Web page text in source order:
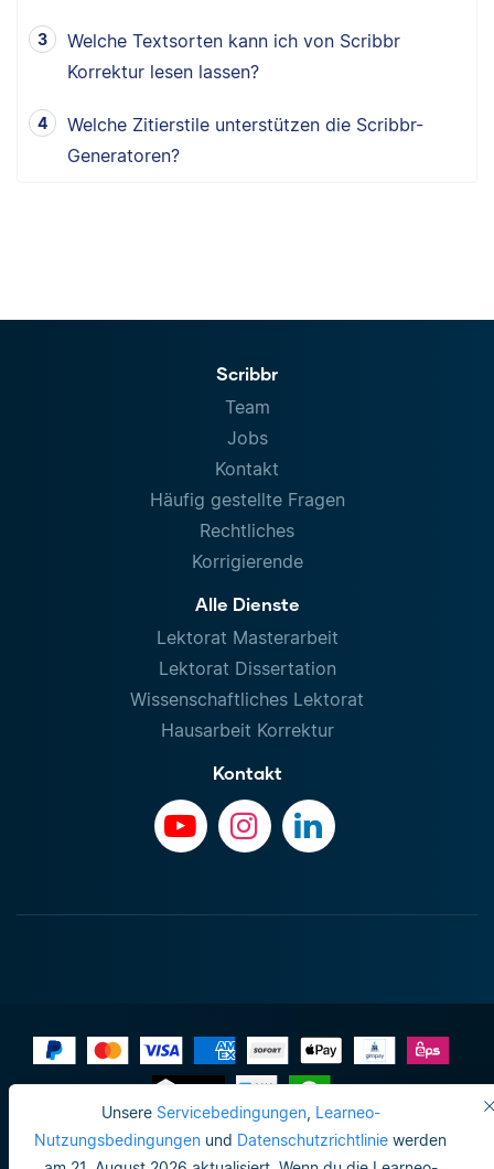
Unsere Servicebedingungen, Learneo-
Nutzungsbedingungen und Datenschutzrichtlinie werden
Welche Textsorten kann ich von Scribbr
Korrektur lesen lassen?
Welche Zitierstile unterstützen die Scribbr-
Generatoren?
Scribbr
Team
Jobs
Kontakt
Häufig gestellte Fragen
Rechtliches
Korrigierende
Alle Dienste
Lektorat Masterarbeit
Lektorat Dissertation
Wissenschaftliches Lektorat
Hausarbeit Korrektur
Kontakt
Impressum